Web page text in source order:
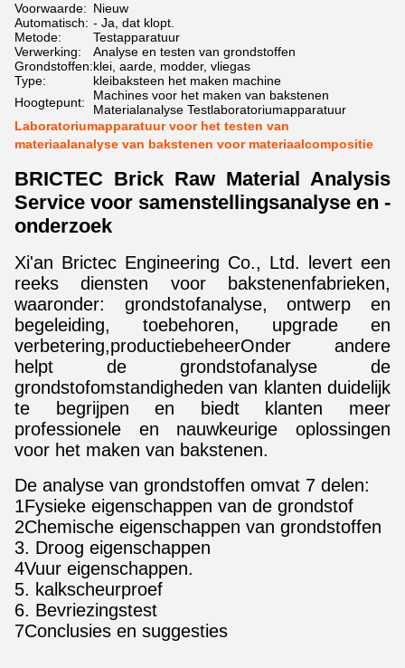
Voorwaarde: Nieuw
Automatisch: - Ja, dat klopt.
Metode:
Testapparatuur
Verwerking:
Analyse en testen van grondstoffen
Grondstoffen:klei, aarde, modder, vliegas
Type:
kleibaksteen het maken machine
Hoogtepunt:
Machines voor het maken van bakstenen
Materialanalyse Testlaboratoriumapparatuur
Laboratoriumapparatuur voor het testen van
materiaalanalyse van bakstenen voor materiaalcompositie
BRICTEC Brick Raw Material Analysis
Service voor samenstellingsanalyse en -
onderzoek
Xi'an Brictec Engineering Co., Ltd. levert een
reeks diensten voor bakstenenfabrieken,
waaronder: grondstofanalyse, ontwerp en
begeleiding, toebehoren, upgrade en
verbetering,productiebeheerOnder andere
helpt de grondstofanalyse de
grondstofomstandigheden van klanten duidelijk
te begrijpen en biedt klanten meer
professionele en nauwkeurige oplossingen
voor het maken van bakstenen.
De analyse van grondstoffen omvat 7 delen:
1Fysieke eigenschappen van de grondstof
2Chemische eigenschappen van grondstoffen
3. Droog eigenschappen
4Vuur eigenschappen.
5. kalkscheurproef
6. Bevriezingstest
7Conclusies en suggesties